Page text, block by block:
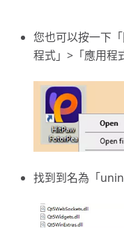
您也可以按一下
程式」>「應用程
找到到名為「